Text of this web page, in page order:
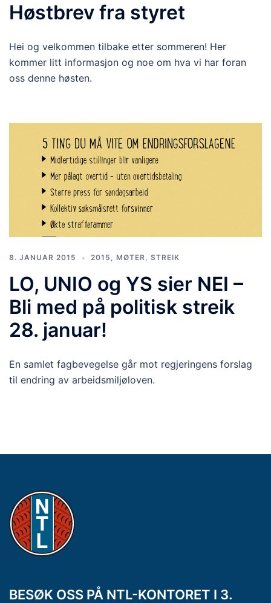
Høstbrev fra styret
Hei og velkommen tilbake etter sommeren! Her
kommer litt informasjon og noe om hva vi har foran
oss denne høsten.
8. JANUAR 2015 2015 MØTER STREIK
LO, UNIO og YS sier NEI –
Bli med på politisk streik
28. januar!
En samlet fagbevegelse går mot regjeringens forslag
til endring av arbeidsmiljøloven.
BESØK OSS PÅ NTL-KONTORET I 3.